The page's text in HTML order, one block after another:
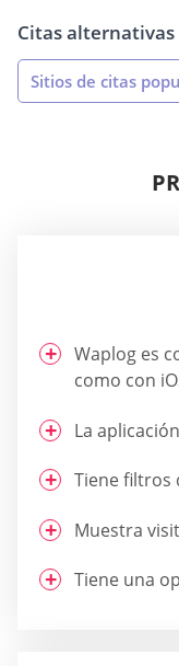
Citas alternativas
Sitios de citas
Waplog es
como con
La
Tiene filtros
Muestra
Tiene una